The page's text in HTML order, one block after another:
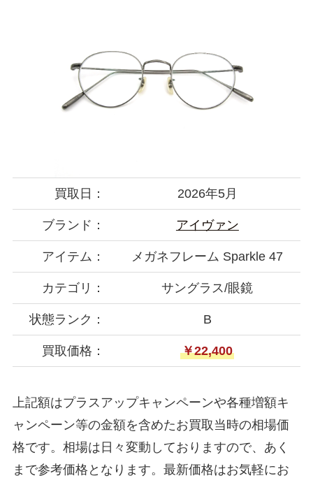
買取日： 2026年5月
ブランド： アイヴァン
アイテム： メガネフレーム Sparkle 47
カテゴリ： サングラス/眼鏡
状態ランク： B
買取価格： ￥22,400
上記額はプラスアップキャンペーンや各種増額キ
ャンペーン等の金額を含めたお買取当時の相場価
格です。相場は日々変動しておりますので、あく
まで参考価格となります。最新価格はお気軽にお